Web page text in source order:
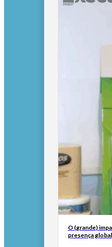
O (grande)
presença global